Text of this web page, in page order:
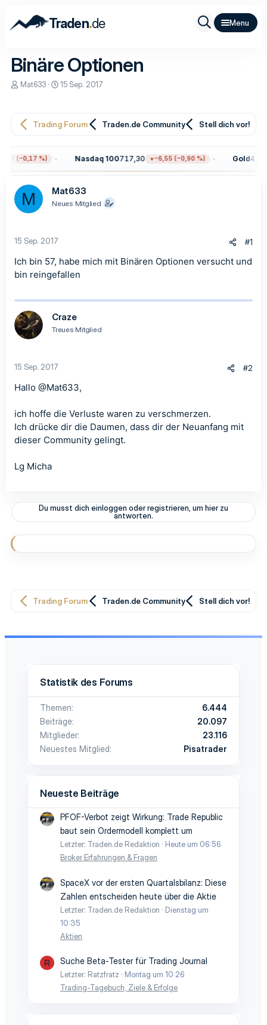
Traden.de
Binäre Optionen
E
e
r
Mat633
E
e
l
m
15 Sep. 2017
Trading Forum Traden.de Community Stell dich vor!
(−0,17 %) Nasdaq 100717,30 −6,55 (−0,90 %) Gold
M Mat633
Neues Mitglied
15 Sep. 2017 #1
Ich bin 57, habe mich mit Binären Optionen versucht und
bin reingefallen
Craze
Treues Mitglied
15 Sep. 2017 #2
Hallo @Mat633,
ich hoffe die Verluste waren zu verschmerzen.
Ich drücke dir die Daumen, dass dir der Neuanfang mit
dieser Community gelingt.
Lg Micha
Du musst dich einloggen oder registrieren, um hier zu
antworten.
Trading Forum Traden.de Community Stell dich vor!
Statistik des Forums
Themen
6.444
Beiträge
20.097
Mitglieder
23.116
Neuestes Mitglied
Pisatrader
Neueste Beiträge
PFOF-Verbot zeigt Wirkung: Trade Republic
baut sein Ordermodell komplett um
Letzter: Traden.de Redaktion
Heute um 06:56
Broker Erfahrungen & Fragen
SpaceX vor der ersten Quartalsbilanz: Diese
Zahlen entscheiden heute über die Aktie
Letzter: Traden.de Redaktion
Dienstag um
10:35
Aktien
R Suche Beta-Tester für Trading Journal
Letzter: Ratzfratz
Montag um 10:26
Trading-Tagebuch, Ziele & Erfolge